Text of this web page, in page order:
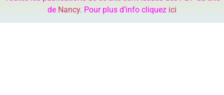
de Nancy. Pour plus d’info cliquez ici